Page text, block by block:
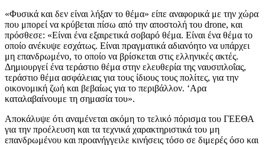
«Φυσικά και δεν είναι λήξαν το θέμα» είπε αναφορικά με την χώρα
που μπορεί να κρύβεται πίσω από την αποστολή του drone, και
πρόσθεσε: «Είναι ένα εξαιρετικά σοβαρό θέμα. Είναι ένα θέμα το
οποίο ανέκυψε εσχάτως. Είναι πραγματικά αδιανόητο να υπάρχει
μη επανδρωμένο, το οποίο να βρίσκεται στις ελληνικές ακτές.
Δημιουργεί ένα τεράστιο θέμα στην ελευθερία της ναυσιπλοΐας,
τεράστιο θέμα ασφάλειας για τους ίδιους τους πολίτες, για την
οικονομική ζωή και βεβαίως για το περιβάλλον. ‘Αρα
καταλαβαίνουμε τη σημασία του».
Αποκάλυψε ότι αναμένεται ακόμη το τελικό πόρισμα του ΓΕΕΘΑ
για την προέλευση και τα τεχνικά χαρακτηριστικά του μη
επανδρωμένου και προανήγγειλε κινήσεις τόσο σε διμερές όσο και